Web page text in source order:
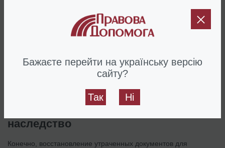
подготовят заявление в суд и обеспечат ваше
представительство в судовом процессе.
наследства: от восстановления
наследство
Конечно, восстановление утраченных документов для
Бажаєте перейти на українську версію
сайту?
Так Ні